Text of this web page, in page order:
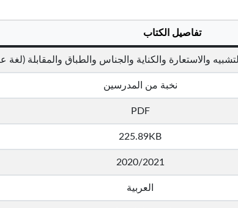
تفاصيل الكتاب
والاستعارة والكناية والجناس والطباق والمقابلة (لغة
نخبة من المدرسين
PDF
225.89KB
2020/2021
العربية